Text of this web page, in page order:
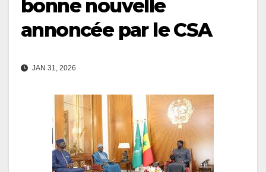
bonne nouvelle
annoncée par le CSA
JAN 31, 2026